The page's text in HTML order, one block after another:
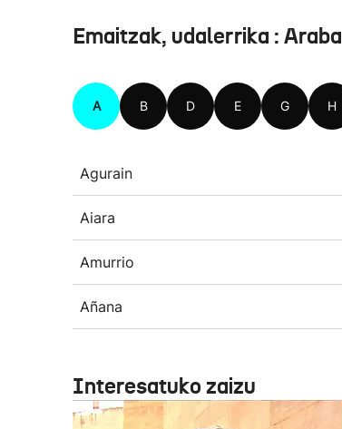
Emaitzak, udalerrika : Araba
A B D E G H
Agurain
Aiara
Amurrio
Añana
Interesatuko zaizu